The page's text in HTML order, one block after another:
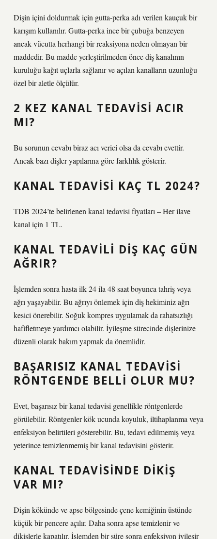
Dişin içini doldurmak için gutta-perka adı verilen kauçuk bir
karışım kullanılır. Gutta-perka ince bir çubuğa benzeyen
ancak vücutta herhangi bir reaksiyona neden olmayan bir
maddedir. Bu madde yerleştirilmeden önce diş kanalının
kuruluğu kağıt uçlarla sağlanır ve açılan kanalların uzunluğu
özel bir aletle ölçülür.
2 KEZ KANAL TEDAVISI ACIR
MI?
Bu sorunun cevabı biraz acı verici olsa da cevabı evettir.
Ancak bazı dişler yapılarına göre farklılık gösterir.
KANAL TEDAVISI KAÇ TL 2024?
TDB 2024’te belirlenen kanal tedavisi fiyatları – Her ilave
kanal için 1 TL.
KANAL TEDAVILI DIŞ KAÇ GÜN
AĞRIR?
İşlemden sonra hasta ilk 24 ila 48 saat boyunca tahriş veya
ağrı yaşayabilir. Bu ağrıyı önlemek için diş hekiminiz ağrı
kesici önerebilir. Soğuk kompres uygulamak da rahatsızlığı
hafifletmeye yardımcı olabilir. İyileşme sürecinde dişlerinize
düzenli olarak bakım yapmak da önemlidir.
BAŞARISIZ KANAL TEDAVISI
RÖNTGENDE BELLI OLUR MU?
Evet, başarısız bir kanal tedavisi genellikle röntgenlerde
görülebilir. Röntgenler kök ucunda koyuluk, iltihaplanma veya
enfeksiyon belirtileri gösterebilir. Bu, tedavi edilmemiş veya
yeterince temizlenmemiş bir kanal tedavisini gösterir.
KANAL TEDAVISINDE DIKIŞ
VAR MI?
Dişin kökünde ve apse bölgesinde çene kemiğinin üstünde
küçük bir pencere açılır. Daha sonra apse temizlenir ve
dikişlerle kapatılır. İşlemden bir süre sonra enfeksiyon iyileşir